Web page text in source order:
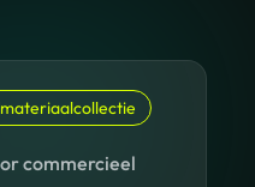
commercieel